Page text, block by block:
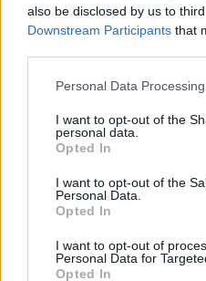
also be disclosed by us to
Downstream Participants that
Personal Data
I want to opt-out of the
personal data.
Opted In
I want to opt-out of the
Personal Data.
Opted In
I want to opt-out of
Personal Data for
Opted In
TAGS Aparare Marcel Ciolacu
Articolul precedent
„Cea mai nerușinată trădare a
votului popular de după 1990.
O mineriadă politică”. Printre
semnatarii manifestului:
Monica Macovei, Mircea